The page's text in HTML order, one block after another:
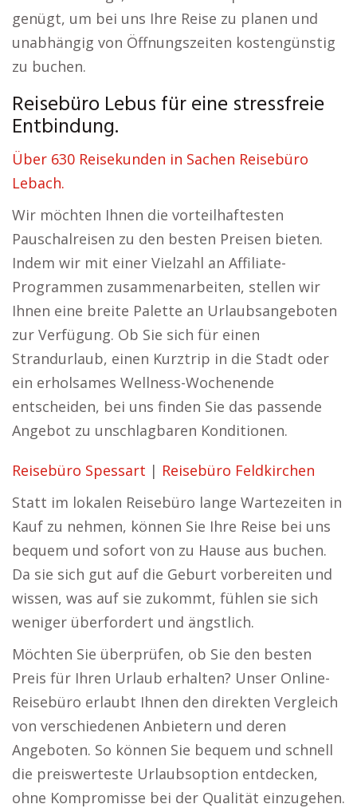
genügt, um bei uns Ihre Reise zu planen und
unabhängig von Öffnungszeiten kostengünstig
zu buchen.
Reisebüro Lebus für eine stressfreie
Entbindung.
Über 630 Reisekunden in Sachen Reisebüro
Lebach.
Wir möchten Ihnen die vorteilhaftesten
Pauschalreisen zu den besten Preisen bieten.
Indem wir mit einer Vielzahl an Affiliate-
Programmen zusammenarbeiten, stellen wir
Ihnen eine breite Palette an Urlaubsangeboten
zur Verfügung. Ob Sie sich für einen
Strandurlaub, einen Kurztrip in die Stadt oder
ein erholsames Wellness-Wochenende
entscheiden, bei uns finden Sie das passende
Angebot zu unschlagbaren Konditionen.
Reisebüro Spessart | Reisebüro Feldkirchen
Statt im lokalen Reisebüro lange Wartezeiten in
Kauf zu nehmen, können Sie Ihre Reise bei uns
bequem und sofort von zu Hause aus buchen.
Da sie sich gut auf die Geburt vorbereiten und
wissen, was auf sie zukommt, fühlen sie sich
weniger überfordert und ängstlich.
Möchten Sie überprüfen, ob Sie den besten
Preis für Ihren Urlaub erhalten? Unser Online-
Reisebüro erlaubt Ihnen den direkten Vergleich
von verschiedenen Anbietern und deren
Angeboten. So können Sie bequem und schnell
die preiswerteste Urlaubsoption entdecken,
ohne Kompromisse bei der Qualität einzugehen.